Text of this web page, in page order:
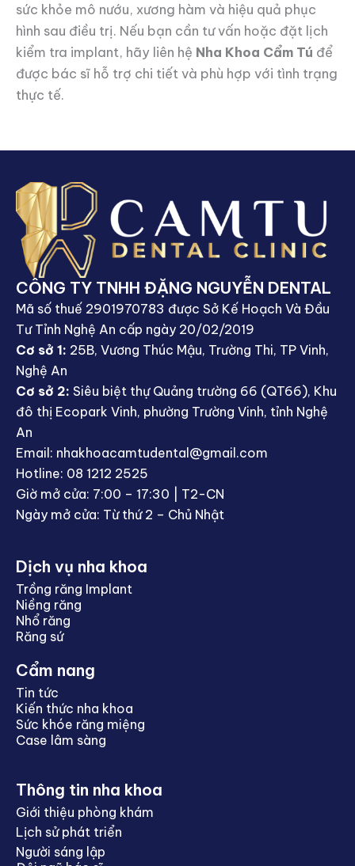
sức khỏe mô nướu, xương hàm và hiệu quả phục
hình sau điều trị. Nếu bạn cần tư vấn hoặc đặt lịch
kiểm tra implant, hãy liên hệ Nha Khoa Cẩm Tú để
được bác sĩ hỗ trợ chi tiết và phù hợp với tình trạng
thực tế.
CÔNG TY TNHH ĐẶNG NGUYỄN DENTAL
Mã số thuế 2901970783 được Sở Kế Hoạch Và Đầu
Tư Tỉnh Nghệ An cấp ngày 20/02/2019
Cơ sở 1: 25B, Vương Thúc Mậu, Trường Thi, TP Vinh,
Nghệ An
Cơ sở 2: Siêu biệt thự Quảng trường 66 (QT66), Khu
đô thị Ecopark Vinh, phường Trường Vinh, tỉnh Nghệ
An
Email: nhakhoacamtudental@gmail.com
Hotline: 08 1212 2525
Giờ mở cửa: 7:00 – 17:30 | T2-CN
Ngày mở cửa: Từ thứ 2 – Chủ Nhật
Dịch vụ nha khoa
Trồng răng Implant
Niềng răng
Nhổ răng
Răng sứ
Cẩm nang
Tin tức
Kiến thức nha khoa
Sức khóe răng miệng
Case lâm sàng
Thông tin nha khoa
Giới thiệu phòng khám
Lịch sử phát triển
Người sáng lập